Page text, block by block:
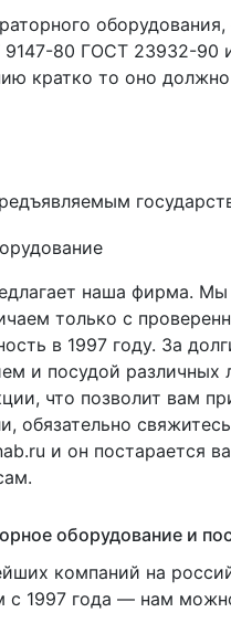
80 ГОСТ 23932-90
кратко то оно
наша фирма. Мы
только с
в 1997 году. За
и посудой
что позволит вам
обязательно
и он постарается
оборудование и
компаний на
1997 года — нам